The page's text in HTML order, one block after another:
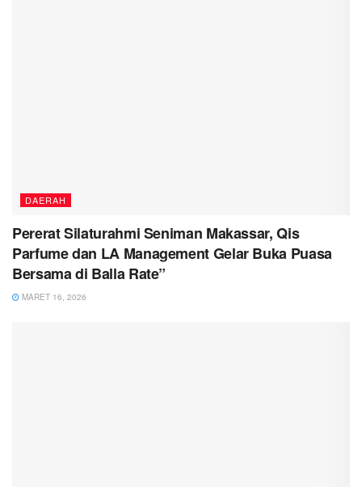
DAERAH
Pererat Silaturahmi Seniman Makassar, Qis
Parfume dan LA Management Gelar Buka Puasa
Bersama di Balla Rate”
MARET 16, 2026